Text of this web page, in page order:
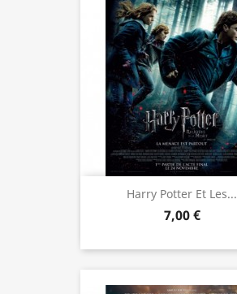
Harry Potter Et Les...
7,00 €